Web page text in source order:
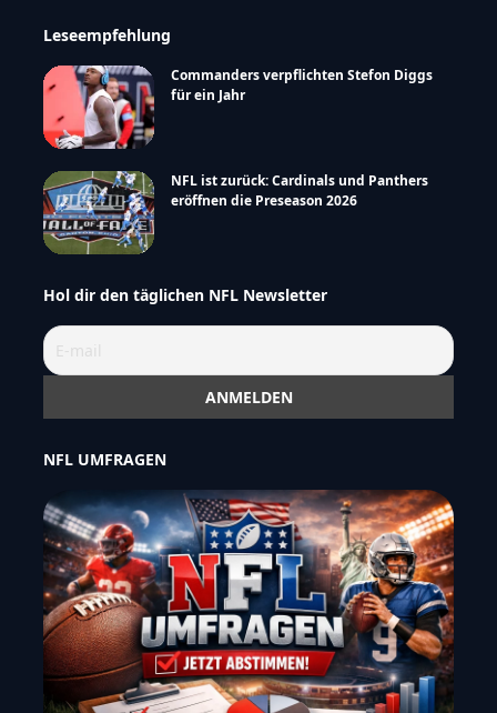
Leseempfehlung
Commanders verpflichten Stefon Diggs
für ein Jahr
NFL ist zurück: Cardinals und Panthers
eröffnen die Preseason 2026
Hol dir den täglichen NFL Newsletter
NFL UMFRAGEN